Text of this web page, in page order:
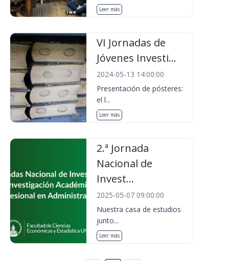
Leer más
VI Jornadas de
Jóvenes Investi...
2024-05-13 14:00:00
Presentación de pósteres:
el l...
Leer más
2.ª Jornada
Nacional de
Invest...
2025-05-07 09:00:00
Nuestra casa de estudios
junto...
Leer más